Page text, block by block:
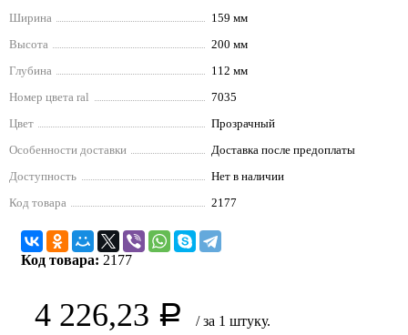
Ширина
159 мм
Высота
200 мм
Глубина
112 мм
Номер цвета ral
7035
Цвет
Прозрачный
Особенности доставки
Доставка после предоплаты
Доступность
Нет в наличии
Код товара
2177
Код товара: 2177
4 226,23 Р / за 1 штуку.